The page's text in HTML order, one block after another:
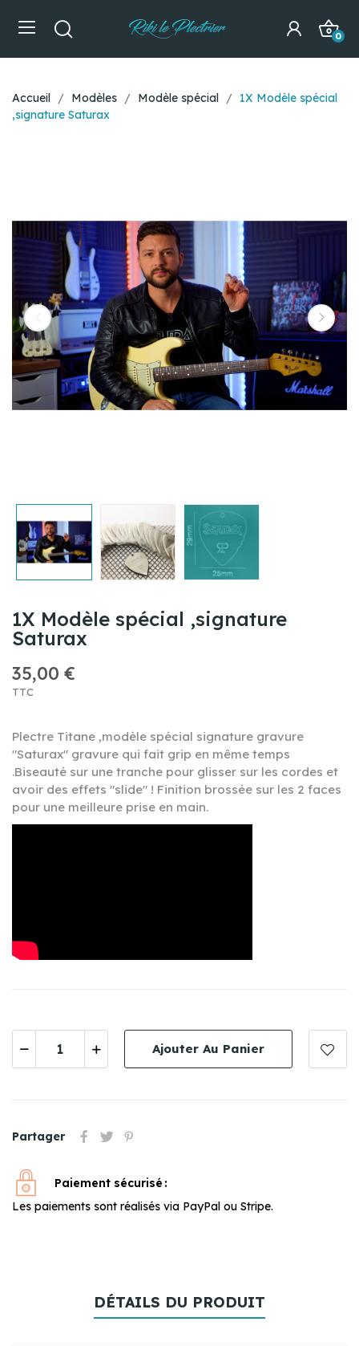
0
Accueil Modèles Modèle spécial
1X Modèle spécial
,signature Saturax
1X Modèle spécial ,signature
Saturax
35,00 €
TTC
Plectre Titane ,modèle spécial signature gravure
"Saturax" gravure qui fait grip en même temps
.Biseauté sur une tranche pour glisser sur les cordes et
avoir des effets "slide" ! Finition brossée sur les 2 faces
pour une meilleure prise en main.
Ajouter Au Panier
Partager
Paiement sécurisé
Les paiements sont réalisés via PayPal ou Stripe.
DÉTAILS DU PRODUIT